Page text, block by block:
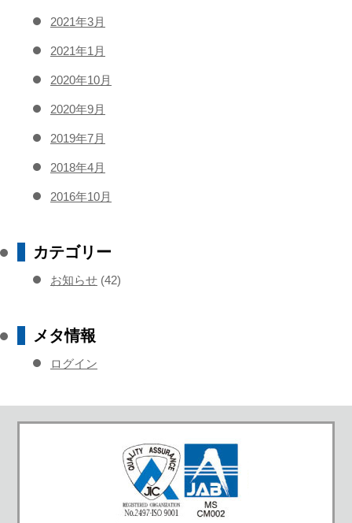
2021年3月
2021年1月
2020年10月
2020年9月
2019年7月
2018年4月
2016年10月
カテゴリー
お知らせ (42)
メタ情報
ログイン